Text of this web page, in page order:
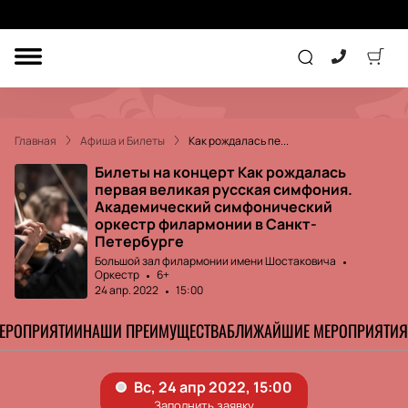
ДРУГОЕ
ДЕТЯМ
ПОДАРОЧНЫЕ
СЕРТИФИКАТЫ
Другое
Сертификат
Классика
Детям
Кукольный театр
Дополнительно
Главная Афиша и Билеты Как рождалась пе...
Билеты на концерт Как рождалась
первая великая русская симфония.
Академический симфонический
оркестр филармонии в Санкт-
Петербурге
Большой зал филармонии имени Шостаковича
Оркестр
6+
24 апр. 2022
15:00
НАШИ ПРЕИМУЩЕСТВАБЛИЖАЙШИЕ МЕРОПРИЯТИЯ